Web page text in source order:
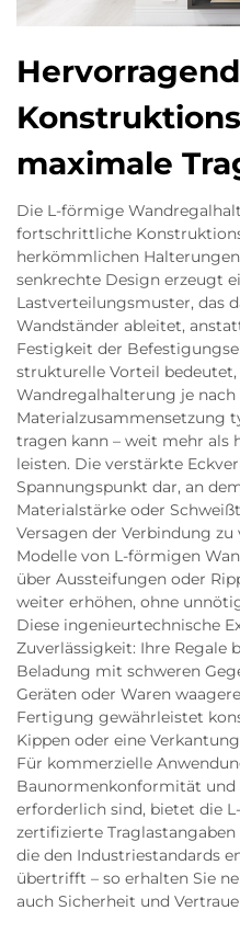
maximale
Die L-förmige
fortschrittliche
herkömmlichen
senkrechte Design erzeugt
Lastverteilungsmuster, das
Wandständer ableitet,
Festigkeit der
strukturelle Vorteil
Wandregalhalterung je nach
Materialzusammensetzung
tragen kann – weit mehr
leisten. Die verstärkte
Spannungspunkt dar, an
Materialstärke oder
Versagen der Verbindung
Modelle von L-förmigen
über Aussteifungen oder
weiter erhöhen, ohne
Diese ingenieurtechnische
Zuverlässigkeit: Ihre Regale
Beladung mit schweren
Geräten oder Waren
Fertigung gewährleistet
Kippen oder eine
Für kommerzielle
Baunormenkonformität und
erforderlich sind, bietet die
zertifizierte
die den Industriestandards
übertrifft – so erhalten Sie
auch Sicherheit und